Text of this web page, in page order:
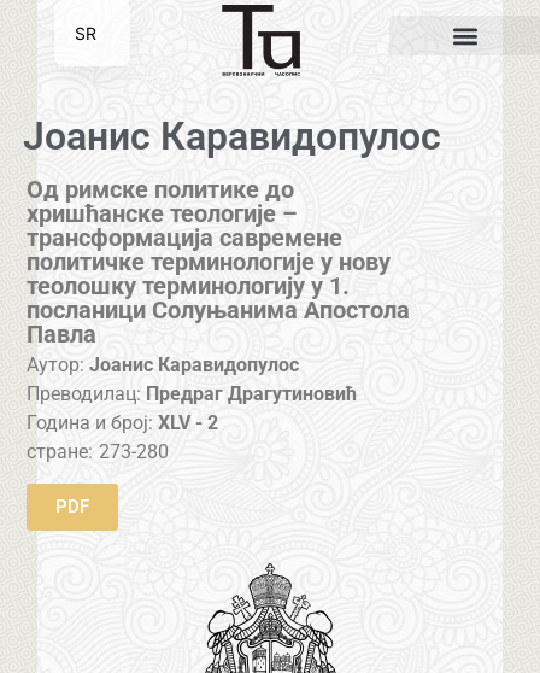
Јоанис Каравидопулос
Од римске политике до
хришћанске теологије –
трансформација савремене
политичке терминологије у нову
теолошку терминологију у 1.
посланици Солуњанима Апостола
Павла
Аутор: Јоанис Каравидопулос
Преводилац: Предраг Драгутиновић
Година и број:XLV - 2
стране: 273-280
PDF
SR
EN